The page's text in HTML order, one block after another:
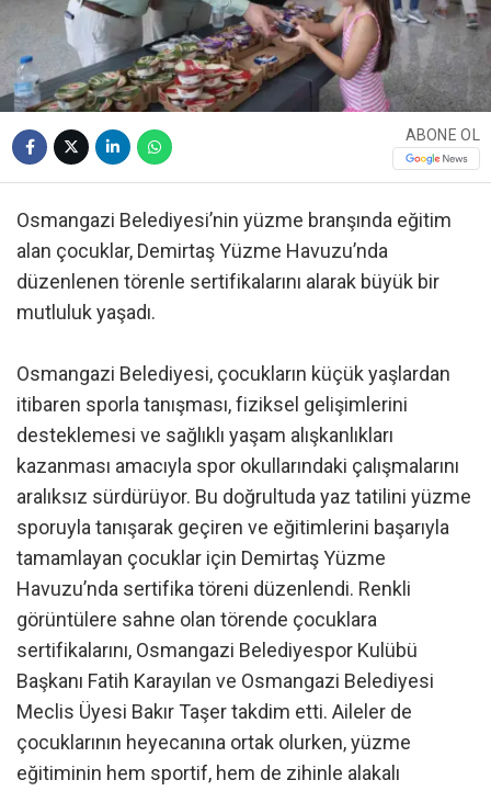
ABONE OL
Osmangazi Belediyesi’nin yüzme branşında eğitim
alan çocuklar, Demirtaş Yüzme Havuzu’nda
düzenlenen törenle sertifikalarını alarak büyük bir
mutluluk yaşadı.
Osmangazi Belediyesi, çocukların küçük yaşlardan
itibaren sporla tanışması, fiziksel gelişimlerini
desteklemesi ve sağlıklı yaşam alışkanlıkları
kazanması amacıyla spor okullarındaki çalışmalarını
aralıksız sürdürüyor. Bu doğrultuda yaz tatilini yüzme
sporuyla tanışarak geçiren ve eğitimlerini başarıyla
tamamlayan çocuklar için Demirtaş Yüzme
Havuzu’nda sertifika töreni düzenlendi. Renkli
görüntülere sahne olan törende çocuklara
sertifikalarını, Osmangazi Belediyespor Kulübü
Başkanı Fatih Karayılan ve Osmangazi Belediyesi
Meclis Üyesi Bakır Taşer takdim etti. Aileler de
çocuklarının heyecanına ortak olurken, yüzme
eğitiminin hem sportif, hem de zihinle alakalı